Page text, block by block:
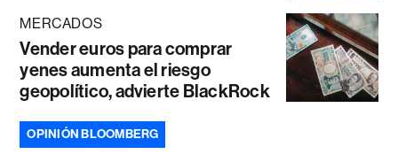
MERCADOS
Vender euros para comprar
yenes aumenta el riesgo
geopolítico, advierte BlackRock
OPINIÓN BLOOMBERG